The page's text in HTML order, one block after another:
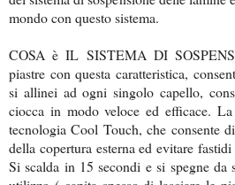
mondo con questo sistema.
COSA è IL SISTEMA DI
piastre con questa caratteristica,
si allinei ad ogni singolo capello,
ciocca in modo veloce ed efficace.
tecnologia Cool Touch, che consente
della copertura esterna ed evitare
Si scalda in 15 secondi e si spegne